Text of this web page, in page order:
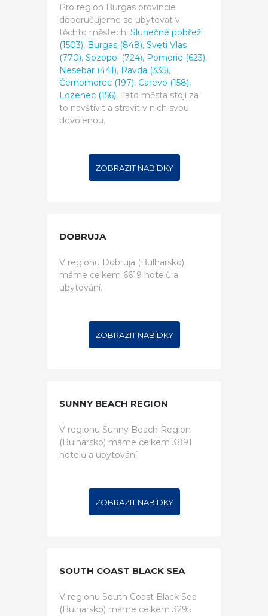
Pro region Burgas provincie
doporučujeme se ubytovat v
těchto městech: Slunečné pobřeží
(1503), Burgas (848), Sveti Vlas
(770), Sozopol (724), Pomorie (623),
Nesebar (441), Ravda (335),
Černomorec (197), Carevo (158),
Lozenec (156). Tato města stojí za
to navštívit a stravit v nich svou
dovolenou.
ZOBRAZIT NABÍDKY
DOBRUJA
V regionu Dobruja (Bulharsko)
máme celkem 6619 hotelů a
ubytování.
ZOBRAZIT NABÍDKY
SUNNY BEACH REGION
V regionu Sunny Beach Region
(Bulharsko) máme celkem 3891
hotelů a ubytování.
ZOBRAZIT NABÍDKY
SOUTH COAST BLACK SEA
V regionu South Coast Black Sea
(Bulharsko) máme celkem 3295